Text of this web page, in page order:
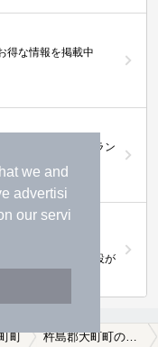
we and
advertisi
our servi
得な情報を掲載中
スクリプションプラン
主優待のご案
に行こう！対象施設が
町 杵島郡大町町の温泉宿・温泉旅館・ホテルおすすめ(2026年版)